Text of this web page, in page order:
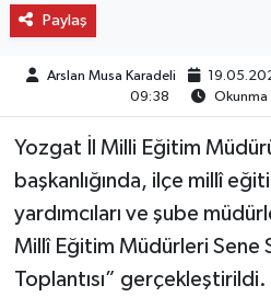
Paylaş
Arslan Musa Karadeli
09:38
Okunma
Yozgat İl Milli Eğitim
başkanlığında, ilçe millî
yardımcıları ve şube
Millî Eğitim Müdürleri Sene
Toplantısı” gerçekleştirildi.